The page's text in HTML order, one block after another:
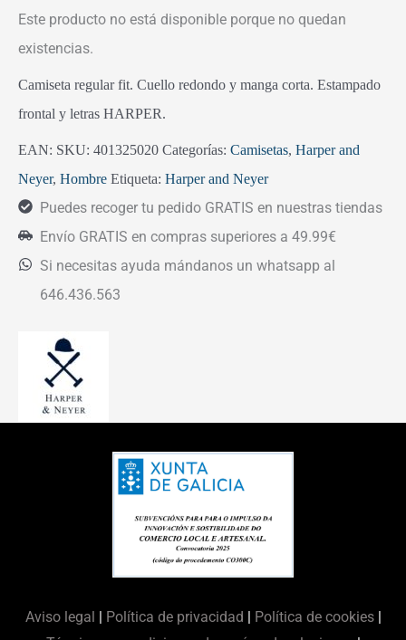
Este producto no está disponible porque no quedan
existencias.
Camiseta regular fit. Cuello redondo y manga corta. Estampado
frontal y letras HARPER.
EAN: SKU: 401325020 Categorías: Camisetas, Harper and
Neyer, Hombre Etiqueta: Harper and Neyer
Puedes recoger tu pedido GRATIS en nuestras tiendas
Envío GRATIS en compras superiores a 49.99€
Si necesitas ayuda mándanos un whatsapp al
646.436.563
Aviso legal Política de privacidad Política de cookies|